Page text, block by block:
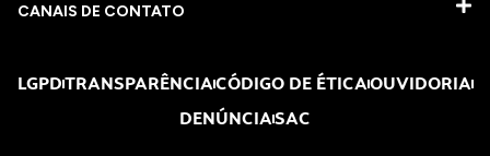
CANAIS DE CONTATO
LGPDTRANSPARÊNCIACÓDIGO DE ÉTICAOUVIDORIA
DENÚNCIASAC